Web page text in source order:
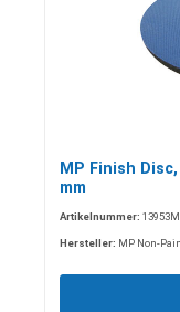
MP Finish
mm
Artikelnummer:
Hersteller: MP Non-